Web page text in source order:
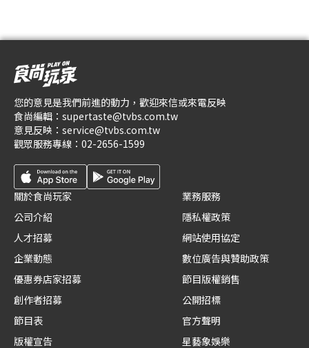
您的意見是我們前進的動力，歡迎來信或來電反映
食尚編輯： supertaste@tvbs.com.tw
意見反映： service@tvbs.com.tw
觀眾服務專線： 02-2656-1599
關於食尚玩家
公司介紹
人才招募
企業動態
優惠券店家招募
創作者招募
節目表
版權宣告
業務服務
隱私權政策
網站使用協定
數位廣告與贊助政策
節目版權銷售
公開招標
官方聲明
星藝象娛樂